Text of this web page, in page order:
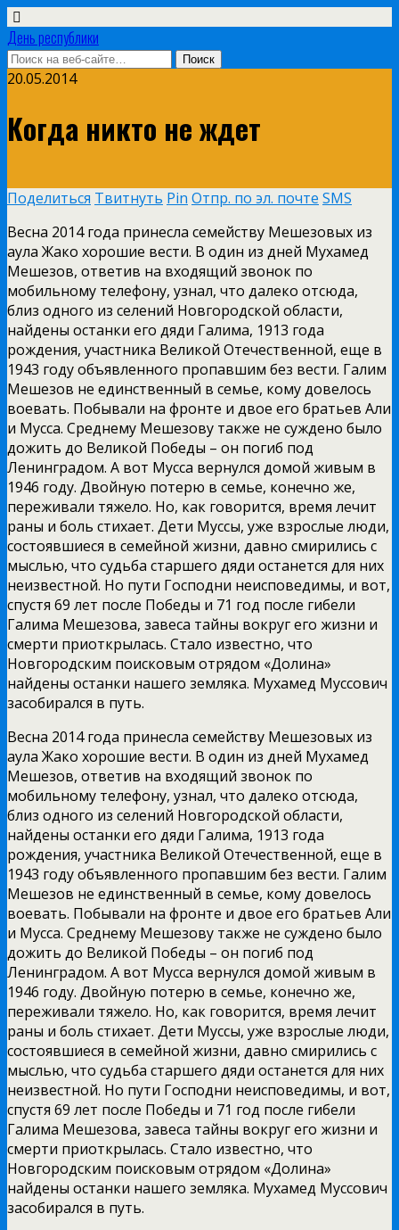
День республики
20.05.2014
Когда никто не ждет
Поделиться Твитнуть Pin Отпр. по эл. почте SMS
Весна 2014 года принесла семейству Мешезовых из
аула Жако хорошие вести. В один из дней Мухамед
Мешезов, ответив на входящий звонок по
мобильному телефону, узнал, что далеко отсюда,
близ одного из селений Новгородской области,
найдены останки его дяди Галима, 1913 года
рождения, участника Великой Отечественной, еще в
1943 году объявленного пропавшим без вести. Галим
Мешезов не единственный в семье, кому довелось
воевать. Побывали на фронте и двое его братьев Али
и Мусса. Среднему Мешезову также не суждено было
дожить до Великой Победы – он погиб под
Ленинградом. А вот Мусса вернулся домой живым в
1946 году. Двойную потерю в семье, конечно же,
переживали тяжело. Но, как говорится, время лечит
раны и боль стихает. Дети Муссы, уже взрослые люди,
состоявшиеся в семейной жизни, давно смирились с
мыслью, что судьба старшего дяди останется для них
неизвестной. Но пути Господни неисповедимы, и вот,
спустя 69 лет после Победы и 71 год после гибели
Галима Мешезова, завеса тайны вокруг его жизни и
смерти приоткрылась. Стало известно, что
Новгородским поисковым отрядом «Долина»
найдены останки нашего земляка. Мухамед Муссович
засобирался в путь.
Весна 2014 года принесла семейству Мешезовых из
аула Жако хорошие вести. В один из дней Мухамед
Мешезов, ответив на входящий звонок по
мобильному телефону, узнал, что далеко отсюда,
близ одного из селений Новгородской области,
найдены останки его дяди Галима, 1913 года
рождения, участника Великой Отечественной, еще в
1943 году объявленного пропавшим без вести. Галим
Мешезов не единственный в семье, кому довелось
воевать. Побывали на фронте и двое его братьев Али
и Мусса. Среднему Мешезову также не суждено было
дожить до Великой Победы – он погиб под
Ленинградом. А вот Мусса вернулся домой живым в
1946 году. Двойную потерю в семье, конечно же,
переживали тяжело. Но, как говорится, время лечит
раны и боль стихает. Дети Муссы, уже взрослые люди,
состоявшиеся в семейной жизни, давно смирились с
мыслью, что судьба старшего дяди останется для них
неизвестной. Но пути Господни неисповедимы, и вот,
спустя 69 лет после Победы и 71 год после гибели
Галима Мешезова, завеса тайны вокруг его жизни и
смерти приоткрылась. Стало известно, что
Новгородским поисковым отрядом «Долина»
найдены останки нашего земляка. Мухамед Муссович
засобирался в путь.